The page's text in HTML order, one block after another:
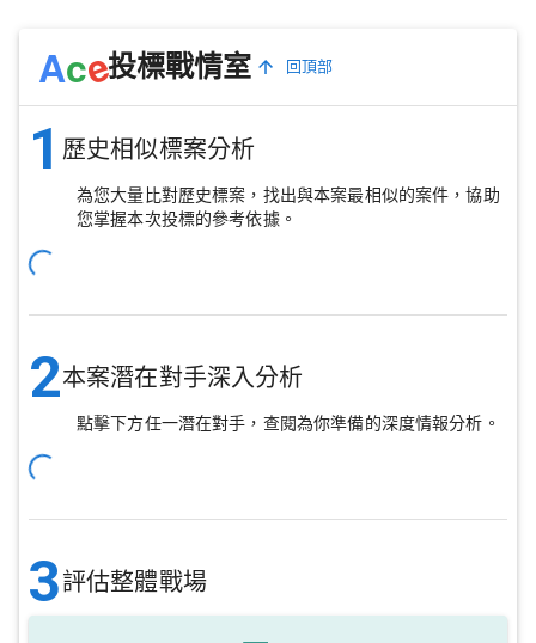
Ace投標戰情室 回頂部
1 歷史相似標案分析
為您大量比對歷史標案，找出與本案最相似的案件，協助
您掌握本次投標的參考依據。
2本案潛在對手深入分析
點擊下方任一潛在對手，查閱為你準備的深度情報分析。
3評估整體戰場